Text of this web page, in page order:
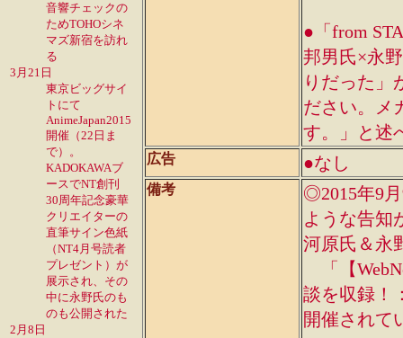
音響チェックの
ためTOHOシネ
マズ新宿を訪れ
る
3月21日
東京ビッグサイ
トにて
AnimeJapan2015
開催（22日ま
で）。
KADOKAWAブ
ースでNT創刊
30周年記念豪華
クリエイターの
直筆サイン色紙
（NT4月号読者
プレゼント）が
展示され、その
中に永野氏のも
のも公開された
2月8日
●「from
邦男氏×永
りだった」
ださい。メ
す。」と述
広告 ●なし
備考
◎2015年9
ような告知
河原氏＆永
「【
談を収録！
開催されて